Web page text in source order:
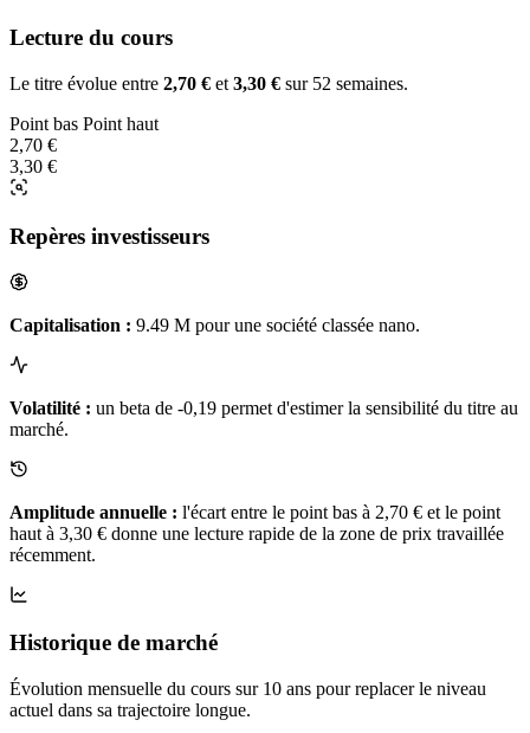
Lecture du cours
Le titre évolue entre 2,70 € et 3,30 € sur 52 semaines.
Point bas Point haut
2,70 €
3,30 €
Repères investisseurs
Capitalisation : 9.49 M pour une société classée nano.
Volatilité : un beta de -0,19 permet d'estimer la sensibilité du titre au
marché.
Amplitude annuelle : l'écart entre le point bas à 2,70 € et le point
haut à 3,30 € donne une lecture rapide de la zone de prix travaillée
récemment.
Historique de marché
Évolution mensuelle du cours sur 10 ans pour replacer le niveau
actuel dans sa trajectoire longue.